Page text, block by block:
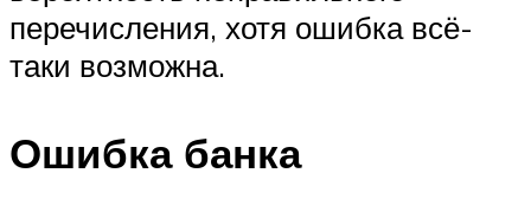
перечисления, хотя ошибка всё-
таки возможна.
Ошибка банка